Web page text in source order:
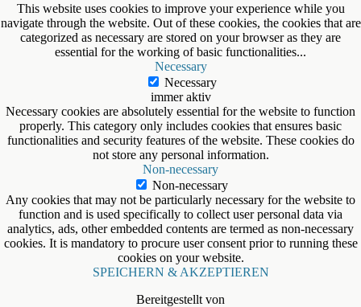
This website uses cookies to improve your experience while you
navigate through the website. Out of these cookies, the cookies that are
categorized as necessary are stored on your browser as they are
essential for the working of basic functionalities...
Necessary
Necessary
immer aktiv
Necessary cookies are absolutely essential for the website to function
properly. This category only includes cookies that ensures basic
functionalities and security features of the website. These cookies do
not store any personal information.
Non-necessary
Non-necessary
Any cookies that may not be particularly necessary for the website to
function and is used specifically to collect user personal data via
analytics, ads, other embedded contents are termed as non-necessary
cookies. It is mandatory to procure user consent prior to running these
cookies on your website.
SPEICHERN & AKZEPTIEREN
Bereitgestellt von